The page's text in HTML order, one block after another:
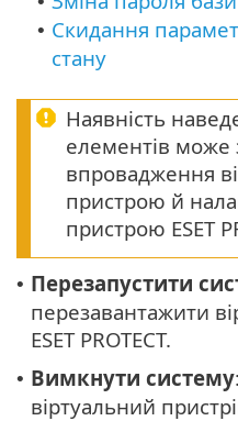
• Скидання
стану
Наявність
елементів може
впровадження
пристрою й
пристрою ESET
• Перезапустити
перезавантажити
ESET PROTECT.
• Вимкнути систему
віртуальний